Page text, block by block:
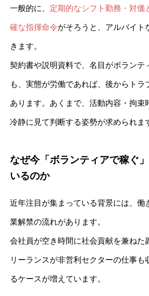
一般的に、 定期的なシフト勤務・対価
確な指揮命令がそろうと、アルバイト
きます。
契約書や説明資料で、名目がボランテ
も、実態が労働であれば、後からトラ
あります。あくまで、活動内容・拘束
冷静に見て判断する姿勢が求められま
なぜ今「ボランティアで稼ぐ
いるのか
近年注目が集まっている背景には、働
業解禁の流れがあります。
会社員が空き時間に社会貢献を兼ねた
リーランスが非営利セクターの仕事も
るケースが増えています。